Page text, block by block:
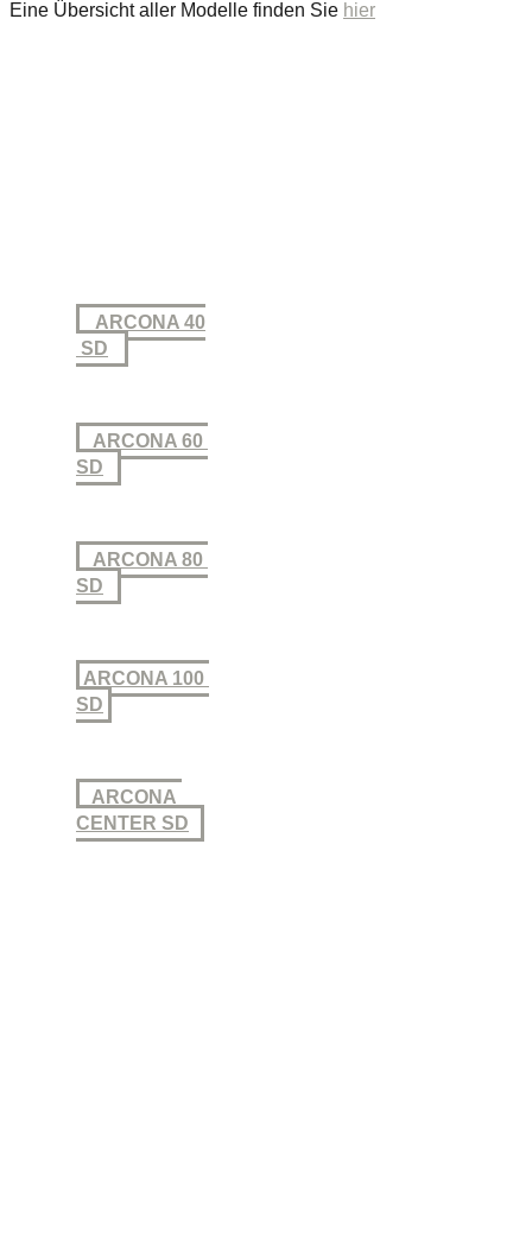
Eine Übersicht aller Modelle finden Sie hier
ARCONA 40
SD
ARCONA 60
SD
ARCONA 80
SD
ARCONA 100
SD
ARCONA
CENTER SD